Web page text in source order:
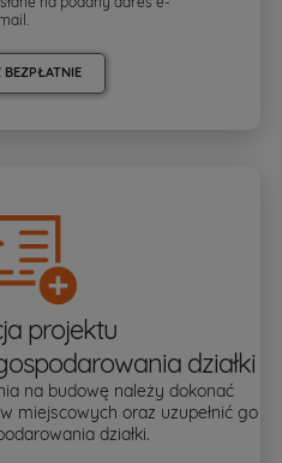
mail.
BEZPŁATNIE
projektu
działki
na budowę należy dokonać
miejscowych oraz uzupełnić go
działki.